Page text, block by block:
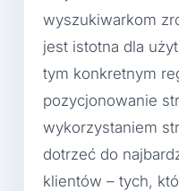
wyszukiwarkom
jest istotna dla
tym konkretnym
pozycjonowanie
wykorzystaniem
dotrzeć do
klientów – tych,